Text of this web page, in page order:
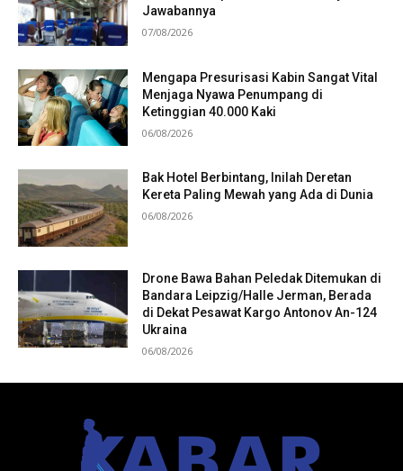
Jawabannya
07/08/2026
Mengapa Presurisasi Kabin Sangat Vital
Menjaga Nyawa Penumpang di
Ketinggian 40.000 Kaki
06/08/2026
Bak Hotel Berbintang, Inilah Deretan
Kereta Paling Mewah yang Ada di Dunia
06/08/2026
Drone Bawa Bahan Peledak Ditemukan di
Bandara Leipzig/Halle Jerman, Berada
di Dekat Pesawat Kargo Antonov An-124
Ukraina
06/08/2026